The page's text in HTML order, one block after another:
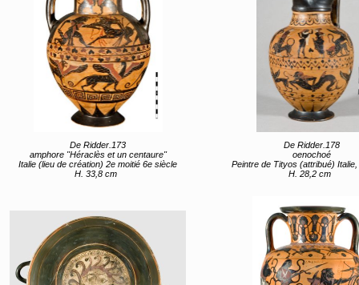
De Ridder.173
amphore "Héraclès et un centaure"
Italie (lieu de création) 2e moitié 6e siècle
H. 33,8 cm
De Ridder.178
oenochoé
Peintre de Tityos (attribué) Italie, Latium, Vulci (lieu de création) 4e quart 6e
H. 28,2 cm